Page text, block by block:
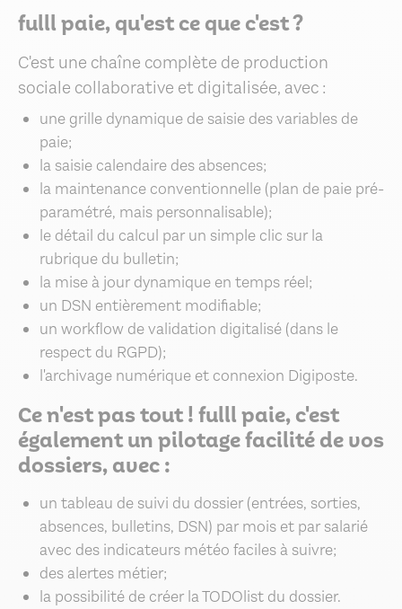
fulll paie, qu'est ce que c'est ?
C'est une chaîne complète de production
sociale collaborative et digitalisée, avec :
une grille dynamique de saisie des variables de
paie;
la saisie calendaire des absences;
la maintenance conventionnelle (plan de paie pré-
paramétré, mais personnalisable);
le détail du calcul par un simple clic sur la
rubrique du bulletin;
la mise à jour dynamique en temps réel;
un DSN entièrement modifiable;
un workflow de validation digitalisé (dans le
respect du RGPD);
l'archivage numérique et connexion Digiposte.
Ce n'est pas tout ! fulll paie, c'est
également un pilotage facilité de vos
dossiers, avec :
un tableau de suivi du dossier (entrées, sorties,
absences, bulletins, DSN) par mois et par salarié
avec des indicateurs météo faciles à suivre;
des alertes métier;
la possibilité de créer la TODOlist du dossier.